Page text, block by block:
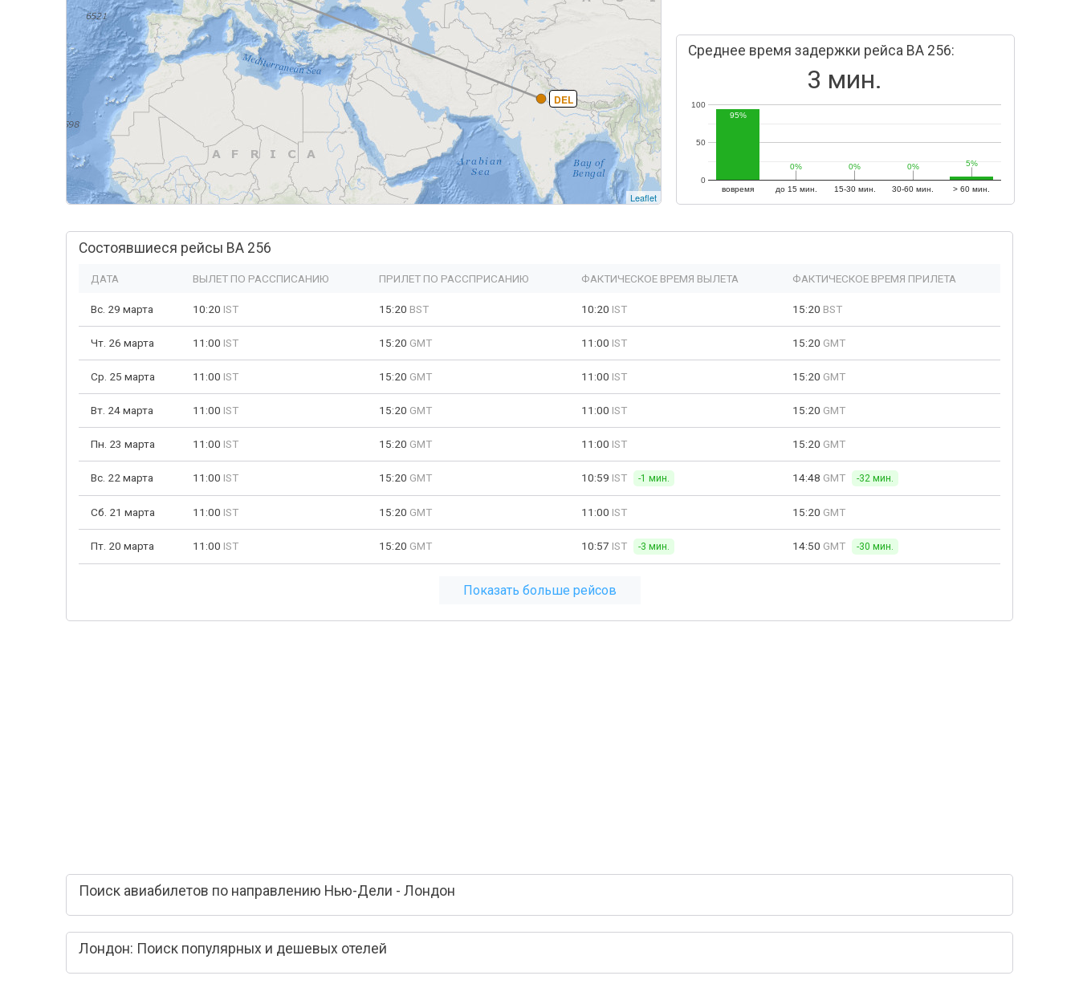
DEL
Leaflet
Среднее время задержки рейса BA 256:
3 мин.
вовремя до 15 мин. 15-30 мин. 30-60 мин. > 60 мин.
0
50
100
95%
0%
0% 0%
0% 0%
0% 5%
5%
Состоявшиеся рейсы BA 256
ДАТА ВЫЛЕТ ПО РАССПИСАНИЮ ПРИЛЕТ ПО РАССПРИСАНИЮ ФАКТИЧЕСКОЕ ВРЕМЯ ВЫЛЕТА ФАКТИЧЕСКОЕ ВРЕМЯ ПРИЛЕТА
Вс. 29 марта 10:20 IST 15:20 BST 10:20 IST 15:20 BST
Чт. 26 марта 11:00 IST 15:20 GMT 11:00 IST 15:20 GMT
Ср. 25 марта 11:00 IST 15:20 GMT 11:00 IST 15:20 GMT
Вт. 24 марта 11:00 IST 15:20 GMT 11:00 IST 15:20 GMT
Пн. 23 марта 11:00 IST 15:20 GMT 11:00 IST 15:20 GMT
Вс. 22 марта 11:00 IST 15:20 GMT 10:59 IST -1 мин. 14:48 GMT -32 мин.
Сб. 21 марта 11:00 IST 15:20 GMT 11:00 IST 15:20 GMT
Пт. 20 марта 11:00 IST 15:20 GMT 10:57 IST -3 мин. 14:50 GMT -30 мин.
Показать больше рейсов
Поиск авиабилетов по направлению Нью-Дели - Лондон
Лондон: Поиск популярных и дешевых отелей